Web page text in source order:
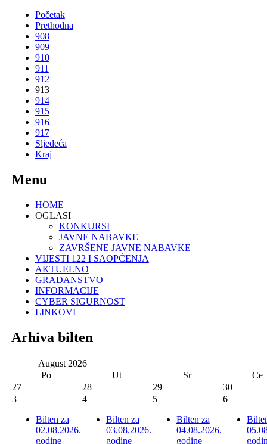
Početak
Prethodna
908
909
910
911
912
913
914
915
916
917
Sljedeća
Kraj
Menu
HOME
OGLASI
KONKURSI
JAVNE NABAVKE
ZAVRŠENE JAVNE NABAVKE
VIJESTI 122 I SAOPĆENJA
AKTUELNO
GRAĐANSTVO
INFORMACIJE
CYBER SIGURNOST
LINKOVI
Arhiva bilten
August 2026
Po
Ut Sr
Ce
27
28 29
30
3
Bilten za
02.08.2026.
godine
4
Bilten za
03.08.2026.
godine
5
Bilten za
04.08.2026.
godine
6